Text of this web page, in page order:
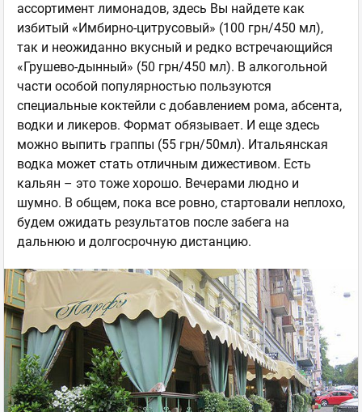
ассортимент лимонадов, здесь Вы найдете как
избитый «Имбирно-цитрусовый» (100 грн/450 мл),
так и неожиданно вкусный и редко встречающийся
«Грушево-дынный» (50 грн/450 мл). В алкогольной
части особой популярностью пользуются
специальные коктейли с добавлением рома, абсента,
водки и ликеров. Формат обязывает. И еще здесь
можно выпить граппы (55 грн/50мл). Итальянская
водка может стать отличным дижестивом. Есть
кальян – это тоже хорошо. Вечерами людно и
шумно. В общем, пока все ровно, стартовали неплохо,
будем ожидать результатов после забега на
дальнюю и долгосрочную дистанцию.